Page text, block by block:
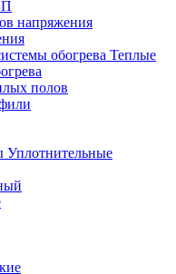
напряжения
Теплые
полов
Уплотнительные